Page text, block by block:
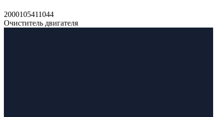
2000105411044
Очиститель двигателя